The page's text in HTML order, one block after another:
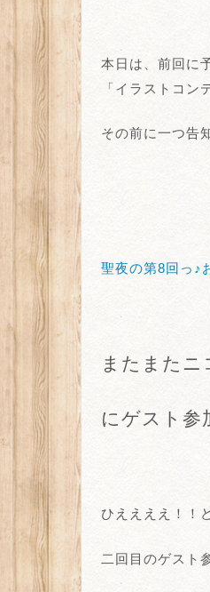
本日は、前回に
「イラストコン
その前に一つ告
聖夜の第8回っ♪
またまたニ
にゲスト参
ひええええ！！
二回目のゲスト